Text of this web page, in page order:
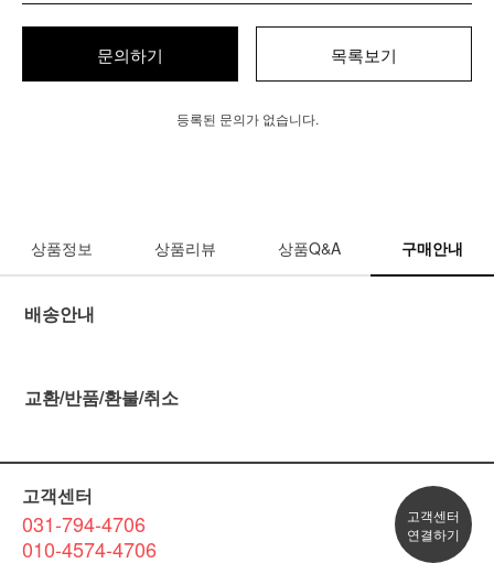
문의하기 목록보기
등록된 문의가 없습니다.
상품정보 상품리뷰 상품Q&A 구매안내
배송안내
교환/반품/환불/취소
고객센터
031-794-4706
010-4574-4706
고객센터
연결하기